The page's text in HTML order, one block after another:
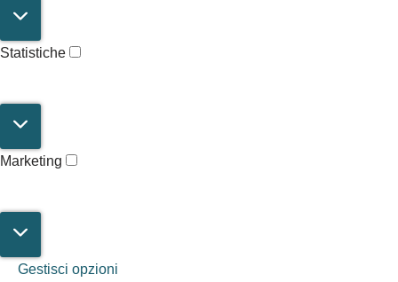
Statistiche
Marketing
Gestisci opzioni